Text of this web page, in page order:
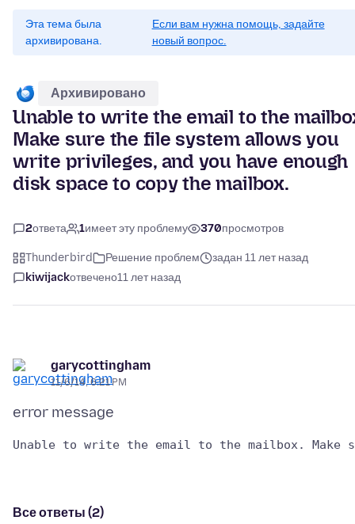
Эта тема была
архивирована.
Если вам нужна помощь, задайте
новый вопрос.
Архивировано
Unable to write the email to the
Make sure the file system allows you
write privileges, and you have enough
disk space to copy the mailbox.
2ответа 1имеет эту проблему 370просмотров
Thunderbird Решение проблем
задан 11 лет назад
kiwijackотвечено11 лет назад
garycottingham
11/6/14, 6:21 PM
Все ответы (2)